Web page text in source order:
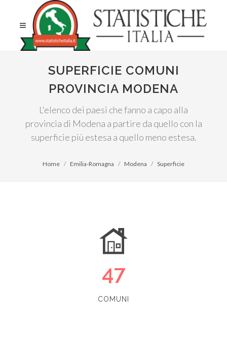
SUPERFICIE COMUNI
PROVINCIA MODENA
L'elenco dei paesi che fanno a capo alla
provincia di Modena a partire da quello con la
superficie più estesa a quello meno estesa.
Home Emilia-Romagna Modena Superficie
47
COMUNI